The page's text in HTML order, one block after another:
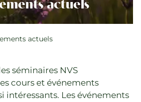
actuels
actuels
séminaires NVS
cours et événements
intéressants. Les événements